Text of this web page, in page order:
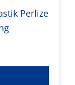
Perlize